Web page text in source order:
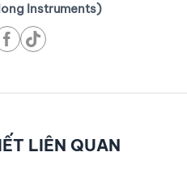
Instruments)
LIÊN QUAN